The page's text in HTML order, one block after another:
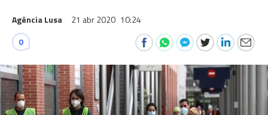
Agência Lusa 21 abr 2020 10:24
0